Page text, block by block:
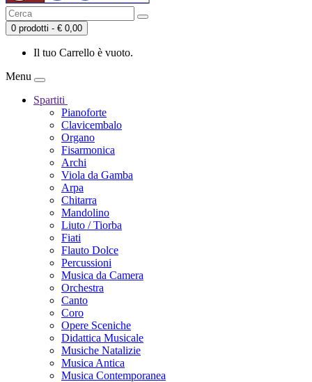
0 prodotti - € 0,00
Il tuo Carrello è vuoto.
Menu
Spartiti
Pianoforte
Clavicembalo
Organo
Fisarmonica
Archi
Viola da Gamba
Arpa
Chitarra
Mandolino
Liuto / Tiorba
Fiati
Flauto Dolce
Percussioni
Musica da Camera
Orchestra
Canto
Coro
Opere Sceniche
Didattica Musicale
Musiche Natalizie
Musica Antica
Musica Contemporanea